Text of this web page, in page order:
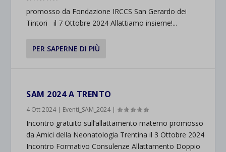
promosso da Fondazione IRCCS San Gerardo dei
Tintori il 7 Ottobre 2024 Allattiamo insieme!...
PER SAPERNE DI PIÙ
SAM 2024 A TRENTO
4 Ott 2024 | Eventi_SAM_2024 |
Incontro gratuito sull’allattamento materno promosso
da Amici della Neonatologia Trentina il 3 Ottobre 2024
Incontro Formativo Consulenze Allattamento Doppio